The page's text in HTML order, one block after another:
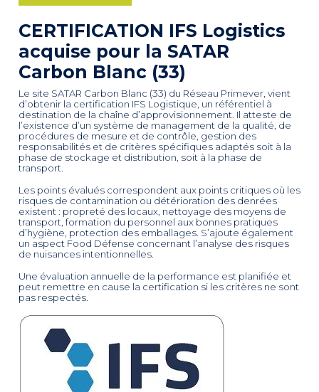
CERTIFICATION IFS Logistics
acquise pour la SATAR
Carbon Blanc (33)
Le site SATAR Carbon Blanc (33) du Réseau Primever, vient
d’obtenir la certification IFS Logistique, un référentiel à
destination de la chaîne d’approvisionnement. Il atteste de
l’existence d’un système de management de la qualité, de
procédures de mesure et de contrôle, gestion des
responsabilités et de critères spécifiques adaptés soit à la
phase de stockage et distribution, soit à la phase de
transport.
Les points évalués correspondent aux points critiques où les
risques de contamination ou détérioration des denrées
existent : propreté des locaux, nettoyage des moyens de
transport, formation du personnel aux bonnes pratiques
d’hygiène, protection des emballages. S’ajoute également
un aspect Food Défense concernant l’analyse des risques
de nuisances intentionnelles.
Une évaluation annuelle de la performance est planifiée et
peut remettre en cause la certification si les critères ne sont
pas respectés.